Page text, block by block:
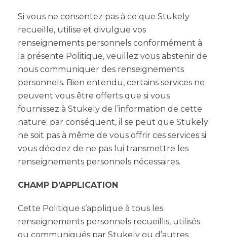
Si vous ne consentez pas à ce que Stukely
recueille, utilise et divulgue vos
renseignements personnels conformément à
la présente Politique, veuillez vous abstenir de
nous communiquer des renseignements
personnels. Bien entendu, certains services ne
peuvent vous être offerts que si vous
fournissez à Stukely de l’information de cette
nature; par conséquent, il se peut que Stukely
ne soit pas à même de vous offrir ces services si
vous décidez de ne pas lui transmettre les
renseignements personnels nécessaires.
CHAMP D’APPLICATION
Cette Politique s’applique à tous les
renseignements personnels recueillis, utilisés
ou communiqués par Stukely ou d’autres